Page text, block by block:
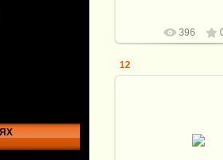
396
12